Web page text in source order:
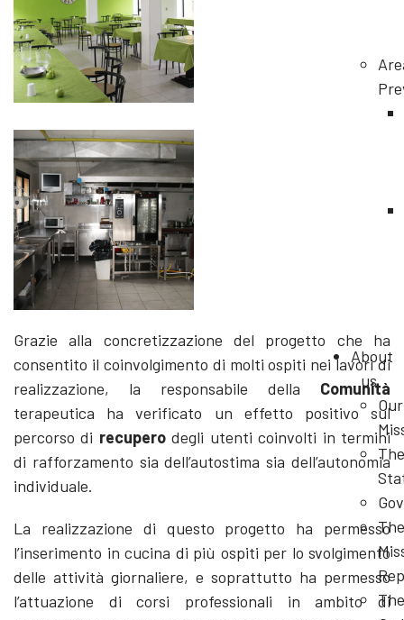
About
us
Our
The
The
The
Grazie alla concretizzazione del progetto che ha
consentito il coinvolgimento di molti ospiti nei lavori di
realizzazione, la responsabile della Comunità
terapeutica ha verificato un effetto positivo sul
percorso di recuperodegli utenti coinvolti in termini
di rafforzamento sia dell’autostima sia dell’autonomia
individuale.
La realizzazione di questo progetto ha permesso
l’inserimento in cucina di più ospiti per lo svolgimento
delle attività giornaliere, e soprattutto ha permesso
l’attuazione di corsi professionali in ambito di